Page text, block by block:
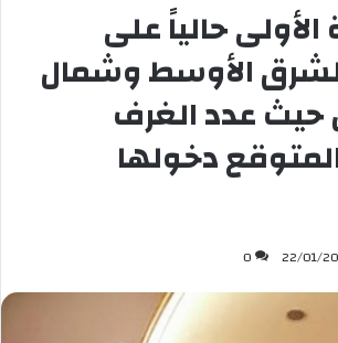
حالياً على
الأوسط وشمال
حيث عدد الغرف
دخولها
22/01/
0